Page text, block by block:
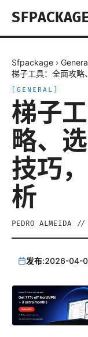
Sfpackage ›
梯子工具：全面攻略
GENERAL
梯子
略、
技巧
析
PEDRO ALMEIDA //
发布:2026-04-